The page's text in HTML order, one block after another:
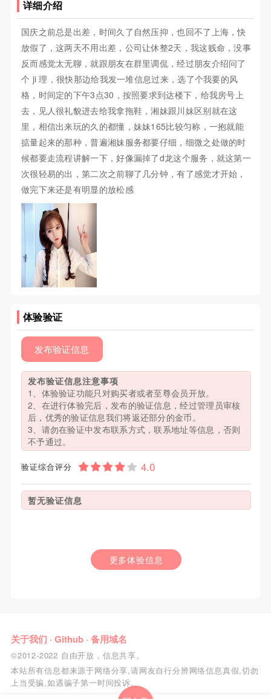
详细介绍
国庆之前总是出差，时间久了自然压抑，也回不了上海，快
放假了，这两天不用出差，公司让休整2天，我这贱命，没事
反而感觉太无聊，就跟朋友在群里调侃，经过朋友介绍问了
个 ji 理，很快那边给我发一堆信息过来，选了个我要的风
格，时间定的下午3点30，按照要求到达楼下，给我房号上
去，见人很礼貌进去给我拿拖鞋，湘妹跟川妹区别就在这
里，相信出来玩的久的都懂，妹妹165比较匀称，一抱就能
掂量起来的那种，普遍湘妹服务都要仔细，细微之处做的时
候都要走流程讲解一下，好像漏掉了d龙这个服务，就这第一
次很轻易的出，第二次之前聊了几分钟，有了感觉才开始，
做完下来还是有明显的放松感
体验验证
发布验证信息
发布验证信息注意事项
1、体验验证功能只对购买者或者至尊会员开放。
2、在进行体验完后，发布的验证信息，经过管理员审核
后，优秀的验证信息我们将返还部分的金币。
3、请勿在验证中发布联系方式，联系地址等信息，否则
不予通过。
验证综合评分
暂无验证信息
更多体验信息
关于我们 · Github· 备用域名
©2012-2022 自由开放，信息共享。
本站所有信息都来源于网络分享,请网友自行分辨网络信息真假,切勿
上当受骗,如遇骗子第一时间投诉.